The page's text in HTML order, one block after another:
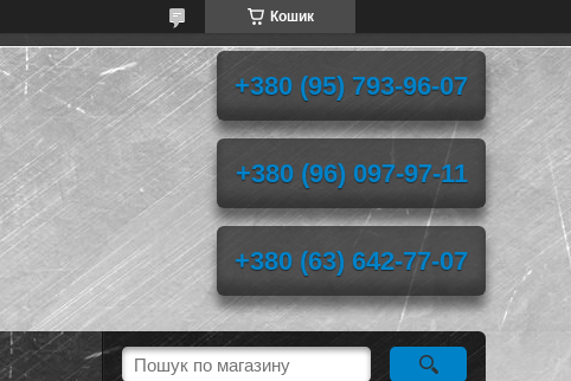
Кошик
+380 (95) 793-96-07
+380 (96) 097-97-11
+380 (63) 642-77-07